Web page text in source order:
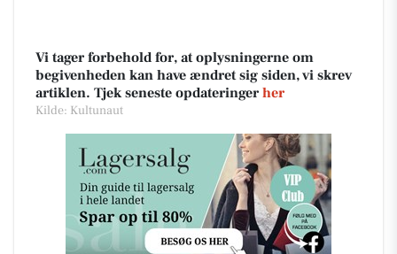
Vi tager forbehold for, at oplysningerne om
begivenheden kan have ændret sig siden, vi skrev
artiklen. Tjek seneste opdateringer her
Kilde: Kultunaut